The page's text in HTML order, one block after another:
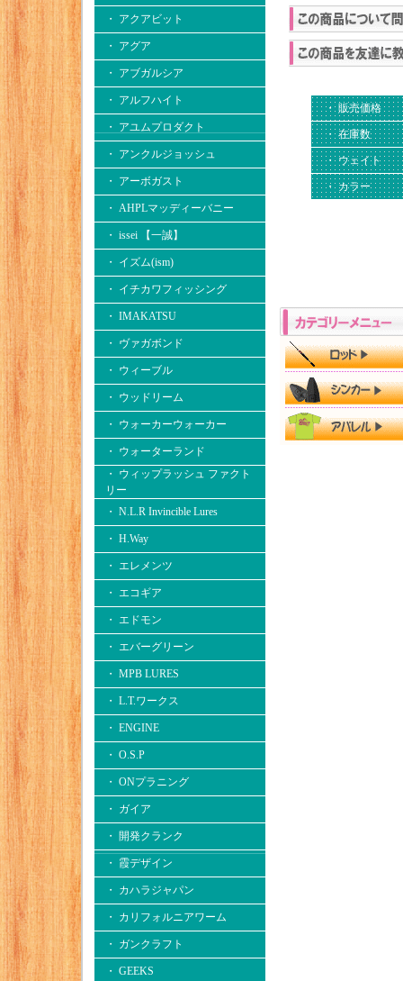
・ アクアビット
・ アグア
・ アブガルシア
・ アルフハイト
・ アユムプロダクト
・ アンクルジョッシュ
・ アーボガスト
・ AHPLマッディーバニー
・ issei 【一誠】
・ イズム(ism)
・ イチカワフィッシング
・ IMAKATSU
・ ヴァガボンド
・ ウィーブル
・ ウッドリーム
・ ウォーカーウォーカー
・ ウォーターランド
・ ウィップラッシュ ファクト
リー
・ N.L.R Invincible Lures
・ H.Way
・ エレメンツ
・ エコギア
・ エドモン
・ エバーグリーン
・ MPB LURES
・ L.T.ワークス
・ ENGINE
・ O.S.P
・ ONプラニング
・ ガイア
・ 開発クランク
・ 霞デザイン
・ カハラジャパン
・ カリフォルニアワーム
・ ガンクラフト
・ GEEKS
・ 販売価格
・ 在庫数
・ ウェイト
・ カラー